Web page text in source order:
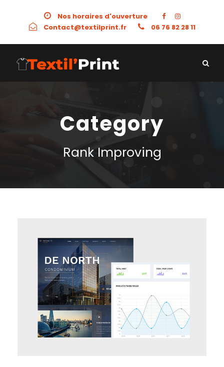
Nos horaires d'ouverture
Contact@textilprint.fr
06 76 82 28 11
Category
Rank Improving